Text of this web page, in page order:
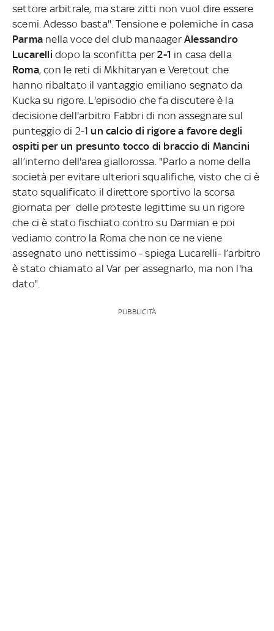
settore arbitrale, ma stare zitti non vuol dire essere
scemi. Adesso basta". Tensione e polemiche in casa
Parma nella voce del club manaagerAlessandro
Lucarelli dopo la sconfitta per 2-1 in casa della
Roma, con le reti di Mkhitaryan e Veretout che
hanno ribaltato il vantaggio emiliano segnato da
Kucka su rigore. L'episodio che fa discutere è la
decisione dell'arbitro Fabbri di non assegnare sul
punteggio di 2-1un calcio di rigore a favore degli
ospiti per un presunto tocco di braccio di Mancini
all’interno dell'area giallorossa. "Parlo a nome della
società per evitare ulteriori squalifiche, visto che ci è
stato squalificato il direttore sportivo la scorsa
giornata per delle proteste legittime su un rigore
che ci è stato fischiato contro su Darmian e poi
vediamo contro la Roma che non ce ne viene
assegnato uno nettissimo - spiega Lucarelli- l’arbitro
è stato chiamato al Var per assegnarlo, ma non l'ha
dato".
PUBBLICITÀ